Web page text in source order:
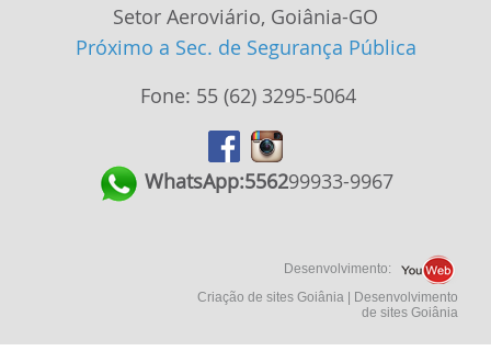
Setor Aeroviário, Goiânia-GO
Próximo a Sec. de Segurança Pública
Fone: 55 62 3295-5064
WhatsApp:556299933-9967
Desenvolvimento:
Criação de sites Goiânia | Desenvolvimento
de sites Goiânia